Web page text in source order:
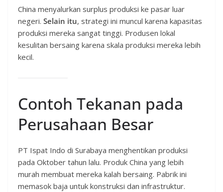
China menyalurkan surplus produksi ke pasar luar
negeri. Selain itu, strategi ini muncul karena kapasitas
produksi mereka sangat tinggi. Produsen lokal
kesulitan bersaing karena skala produksi mereka lebih
kecil.
Contoh Tekanan pada
Perusahaan Besar
PT Ispat Indo di Surabaya menghentikan produksi
pada Oktober tahun lalu. Produk China yang lebih
murah membuat mereka kalah bersaing. Pabrik ini
memasok baja untuk konstruksi dan infrastruktur.